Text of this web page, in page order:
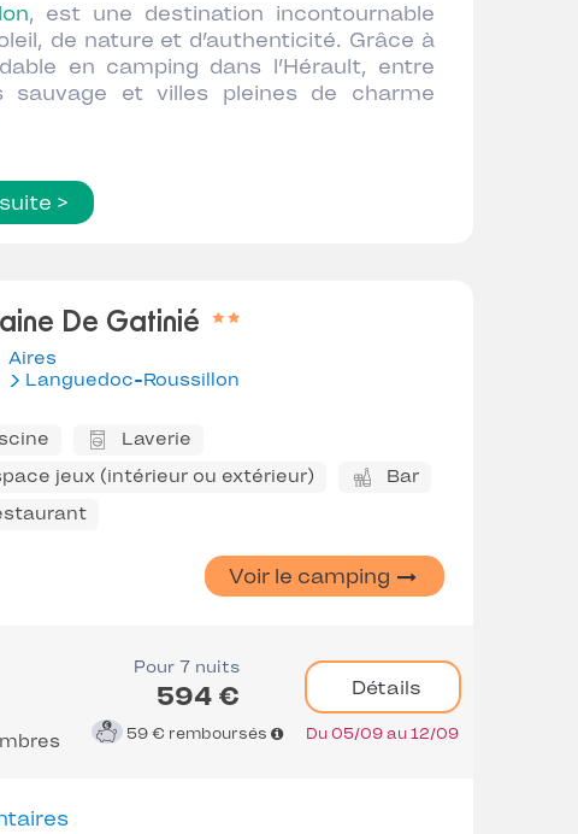
, est une destination incontournable
de nature et d’authenticité. Grâce à
en camping dans l’Hérault, entre
sauvage et villes pleines de charme
>
De Gatinié
Aires
Languedoc-Roussillon
Laverie
jeux (intérieur ou extérieur)
Bar
Voir le camping
Pour 7 nuits
594 €
59 € remboursés
Détails
Du 05/09 au 12/09